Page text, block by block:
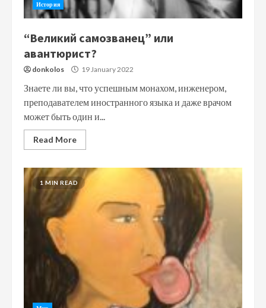
История
“Великий самозванец” или
авантюрист?
donkolos 19 January 2022
Знаете ли вы, что успешным монахом, инженером,
преподавателем иностранного языка и даже врачом
может быть один и...
Read More
1 MIN READ